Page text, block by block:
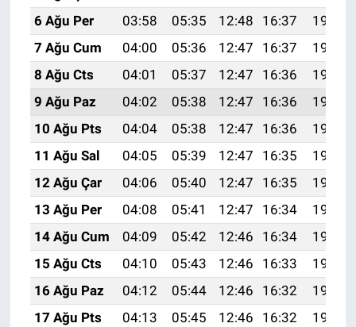
6 Ağu Per
03:58 05:35 12:48 16:37
19:50
7 Ağu Cum
04:00 05:36 12:47 16:37
19:49
8 Ağu Cts
04:01 05:37 12:47 16:36
19:48
9 Ağu Paz
04:02 05:38 12:47 16:36
19:47
10 Ağu Pts
04:04 05:38 12:47 16:36
19:46
11 Ağu Sal
04:05 05:39 12:47 16:35
19:44
12 Ağu Çar
04:06 05:40 12:47 16:35
19:43
13 Ağu Per
04:08 05:41 12:47 16:34
19:42
14 Ağu Cum
04:09 05:42 12:46 16:34
19:41
15 Ağu Cts
04:10 05:43 12:46 16:33
19:39
16 Ağu Paz
04:12 05:44 12:46 16:32
19:38
17 Ağu Pts
04:13 05:45 12:46 16:32
19:37